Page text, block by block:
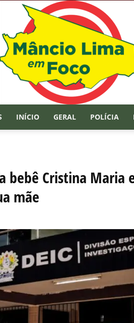
INÍCIO GERAL POLÍCIA
bebê Cristina Maria
mãe